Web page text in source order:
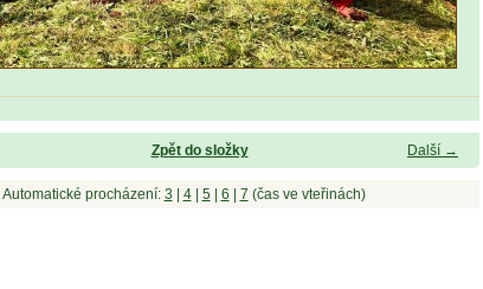
Další →
Zpět do složky
Automatické procházení: 3 4| 5| 6 7 (čas ve vteřinách)